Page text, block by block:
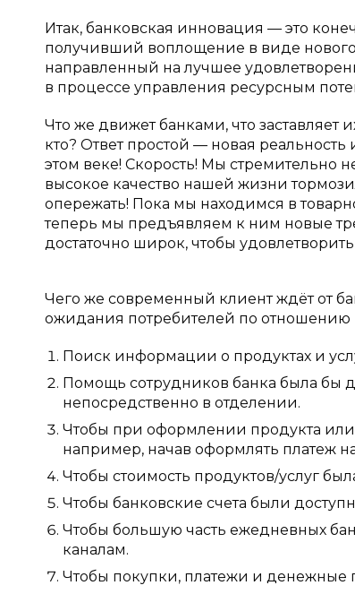
Итак, банковская инновация — это
получивший воплощение в виде
направленный на лучшее
в процессе управления ресурсным
Что же движет банками, что
кто? Ответ простой — новая
этом веке! Скорость! Мы стремительно
высокое качество нашей жизни
опережать! Пока мы находимся в
теперь мы предъявляем к ним новые
достаточно широк, чтобы
Чего же современный клиент ждёт от
ожидания потребителей по
Поиск информации о продуктах и
Помощь сотрудников банка была бы
непосредственно в отделении.
Чтобы при оформлении продукта
например, начав оформлять платеж
Чтобы стоимость продуктов/услуг
Чтобы банковские счета были
Чтобы большую часть ежедневных
каналам.
Чтобы покупки, платежи и